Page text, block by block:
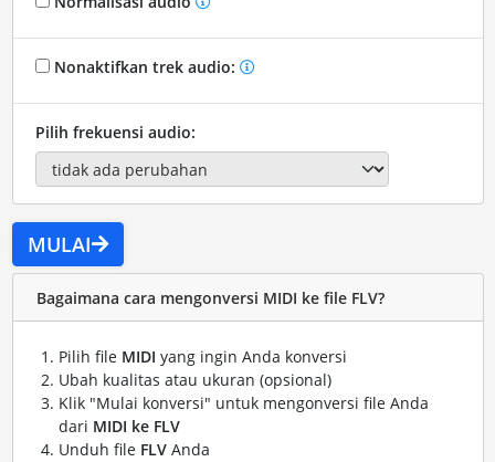
Nonaktifkan trek audio:
Pilih frekuensi audio:
MULAI
Bagaimana cara mengonversi MIDI ke file FLV?
Pilih file MIDI yang ingin Anda konversi
Ubah kualitas atau ukuran (opsional)
Klik "Mulai konversi" untuk mengonversi file Anda
dari MIDI ke FLV
Unduh file FLVAnda